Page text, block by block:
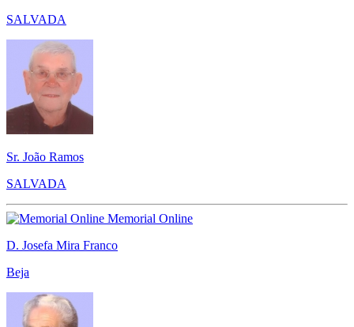
SALVADA
Sr. João Ramos
SALVADA
Memorial Online
D. Josefa Mira Franco
Beja